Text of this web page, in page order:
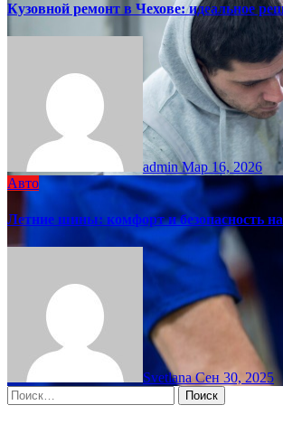
Кузовной ремонт в Чехове: идеальное
adminМар 16, 2026
Авто
Летние шины: комфорт и безопасность на
SvetlanaСен 30, 2025
Найти: